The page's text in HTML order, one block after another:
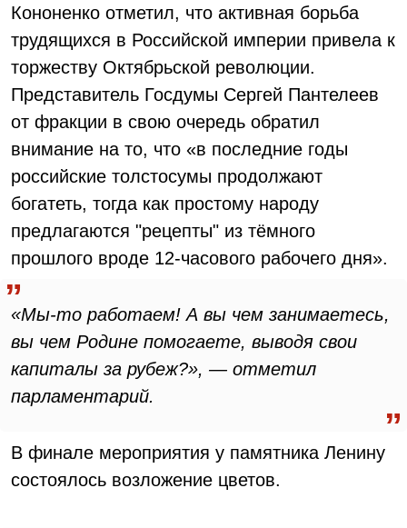
Кононенко отметил, что активная борьба
трудящихся в Российской империи привела к
торжеству Октябрьской революции.
Представитель Госдумы Сергей Пантелеев
от фракции в свою очередь обратил
внимание на то, что «в последние годы
российские толстосумы продолжают
богатеть, тогда как простому народу
предлагаются "рецепты" из тёмного
прошлого вроде 12-часового рабочего дня».
«Мы-то работаем! А вы чем занимаетесь,
вы чем Родине помогаете, выводя свои
капиталы за рубеж?», — отметил
парламентарий.
В финале мероприятия у памятника Ленину
состоялось возложение цветов.